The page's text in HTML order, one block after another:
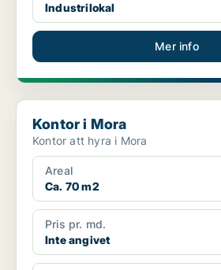
Industrilokal
Mer info
Kontor i Mora
Kontor i Mora
Kontor att hyra i Mora
Areal
Ca. 70 m2
Pris pr. md.
Inte angivet